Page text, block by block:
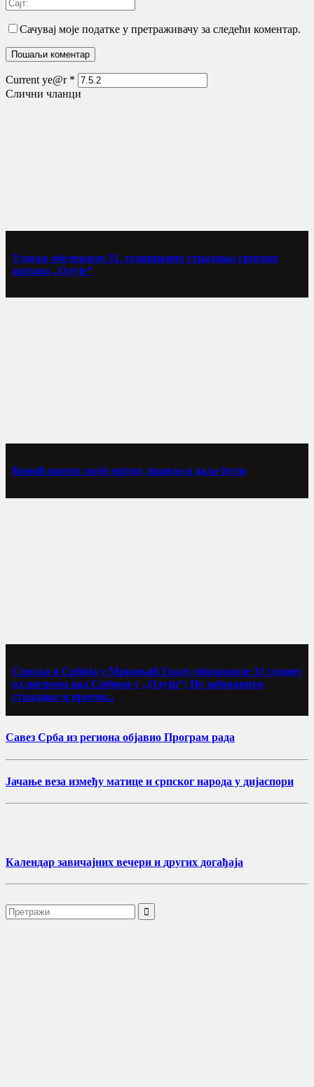
Сачувај моје податке у претраживачу за следећи коментар.
Current ye@r *
Слични чланци
Уздоље обележило 31. годишњицу страдања српских
жртава „Олује“
Комић памти своје мртве, правда и даље ћути
Српска и Србија у Мркоњић Граду обиљежиле 31 годину
од погрома над Србима у „Олуји“; Не заборавити
страдање и прогон...
Савез Срба из региона објавио Програм рада
Јачање веза између матице и српског народа у дијаспори
Календар завичајних вечери и других догађаја